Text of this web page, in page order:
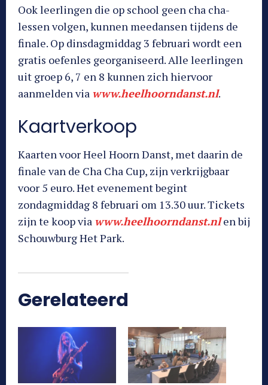
Ook leerlingen die op school geen cha cha-
lessen volgen, kunnen meedansen tijdens de
finale. Op dinsdagmiddag 3 februari wordt een
gratis oefenles georganiseerd. Alle leerlingen
uit groep 6, 7 en 8 kunnen zich hiervoor
aanmelden via www.heelhoorndanst.nl.
Kaartverkoop
Kaarten voor Heel Hoorn Danst, met daarin de
finale van de Cha Cha Cup, zijn verkrijgbaar
voor 5 euro. Het evenement begint
zondagmiddag 8 februari om 13.30 uur. Tickets
zijn te koop via www.heelhoorndanst.nlen bij
Schouwburg Het Park.
Gerelateerd